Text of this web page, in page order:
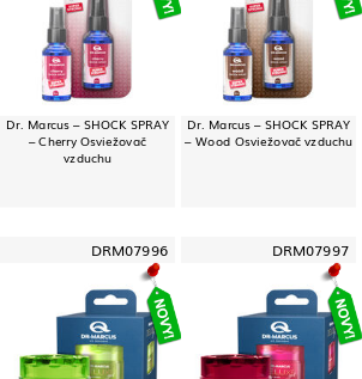
Dr. Marcus – SHOCK SPRAY
– Cherry Osviežovač
vzduchu
Dr. Marcus – SHOCK SPRAY
– Wood Osviežovač vzduchu
DRM07996 DRM07997